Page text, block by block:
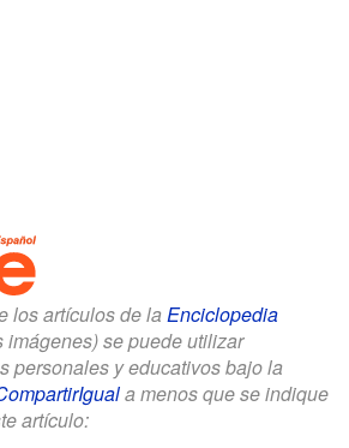
los artículos de la Enciclopedia
imágenes) se puede utilizar
personales y educativos bajo la
a menos que se indique
artículo: